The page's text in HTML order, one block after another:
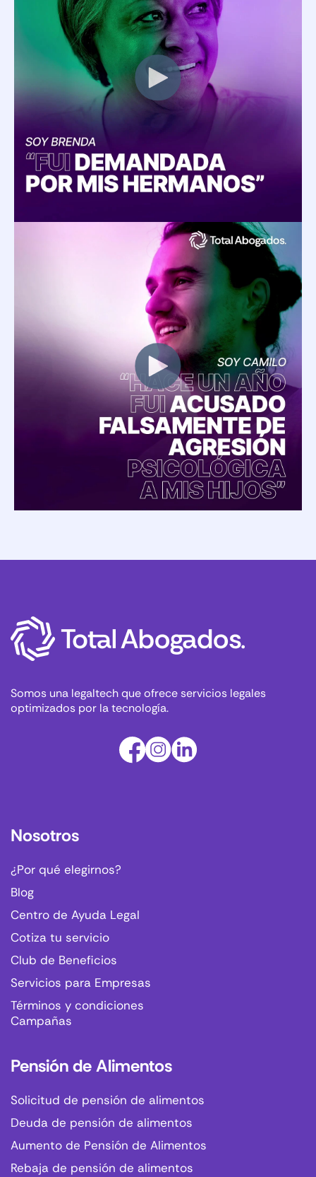
Somos una legaltech que ofrece servicios legales
optimizados por la tecnología.
Nosotros
¿Por qué elegirnos?
Blog
Centro de Ayuda Legal
Cotiza tu servicio
Club de Beneficios
Servicios para Empresas
Términos y condiciones
Campañas
Pensión de Alimentos
Solicitud de pensión de alimentos
Deuda de pensión de alimentos
Aumento de Pensión de Alimentos
Rebaja de pensión de alimentos